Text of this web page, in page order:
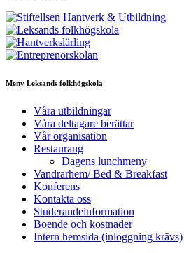
Meny Leksands folkhögskola
Våra utbildningar
Våra deltagare berättar
Vår organisation
Restaurang
Dagens lunchmeny
Vandrarhem/ Bed & Breakfast
Konferens
Kontakta oss
Studerandeinformation
Boende och kostnader
Intern hemsida (inloggning krävs)